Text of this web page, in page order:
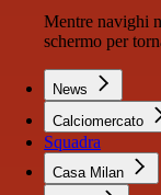
Mentre navighi
schermo per
News
Calciomercato
Squadra
Casa Milan